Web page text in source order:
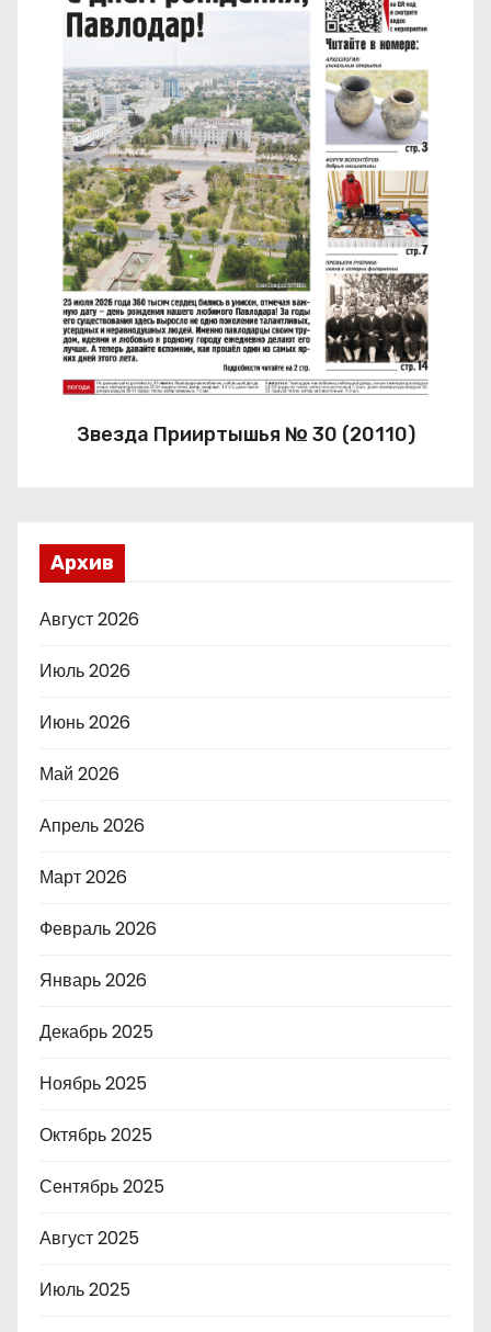
Звезда Прииртышья № 30 (20110)
Архив
Август 2026
Июль 2026
Июнь 2026
Май 2026
Апрель 2026
Март 2026
Февраль 2026
Январь 2026
Декабрь 2025
Ноябрь 2025
Октябрь 2025
Сентябрь 2025
Август 2025
Июль 2025